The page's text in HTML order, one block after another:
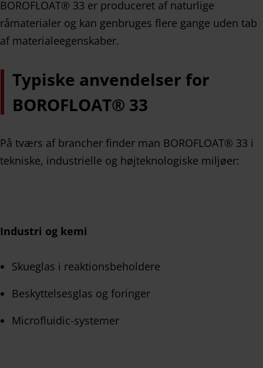
BOROFLOAT® 33 er produceret af naturlige
råmaterialer og kan genbruges flere gange uden tab
af materialeegenskaber.
Typiske anvendelser for
BOROFLOAT® 33
På tværs af brancher finder man BOROFLOAT® 33 i
tekniske, industrielle og højteknologiske miljøer:
Industri og kemi
Skueglas i reaktionsbeholdere
Beskyttelsesglas og foringer
Microfluidic-systemer